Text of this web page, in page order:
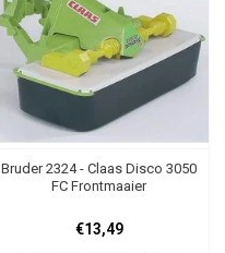
Bruder 2324 - Claas Disco 3050
FC Frontmaaier
€13,49